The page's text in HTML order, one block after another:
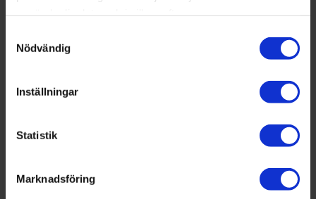
Med din tillåtelse skulle vi även vilja:
som kan ha en noggrannhet på upp till flera meter
Identifiera din enhet genom att aktivt skanna den
Ta reda på mer om hur dina personliga uppgifter
. Du kan ändra eller dra tillbaka ditt samtycke när som
Nödvändig
Inställningar
Statistik
Marknadsföring
Tidig visionsbild över Marmorsalen i Sturegallerian. Pressbild
Tanken är att Marmorhallarna ska bli en central